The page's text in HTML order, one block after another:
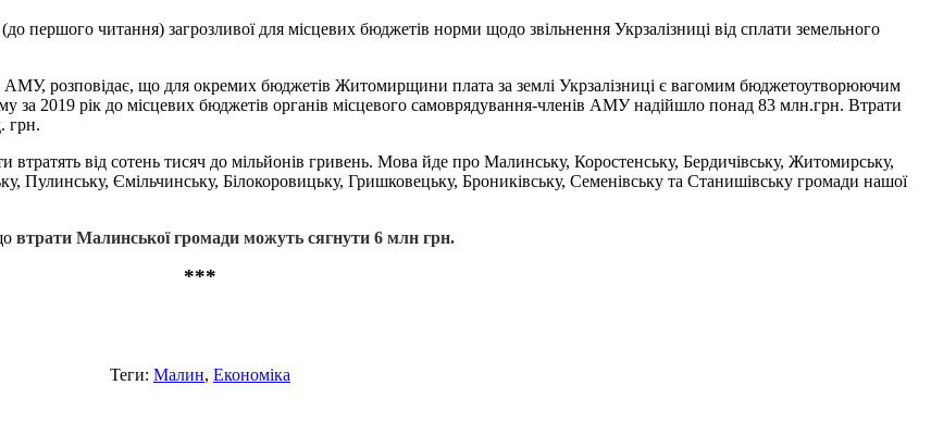
першого читання) загрозливої для місцевих бюджетів норми щодо звільнення Укрзалізниці від сплати земельного
розповідає, що для окремих бюджетів Житомирщини плата за землі Укрзалізниці є вагомим бюджетоутворюючим
за 2019 рік до місцевих бюджетів органів місцевого самоврядування-членів АМУ надійшло понад 83 млн.грн. Втрати
грн.
від сотень тисяч до мільйонів гривень. Мова йде про Малинську, Коростенську, Бердичівську, Житомирську,
Пулинську, Ємільчинську, Білокоровицьку, Гришковецьку, Брониківську, Семенівську та Станишівську громади нашої
втрати Малинської громади можуть сягнути 6 млн грн.
***
Теги: Малин, Економіка